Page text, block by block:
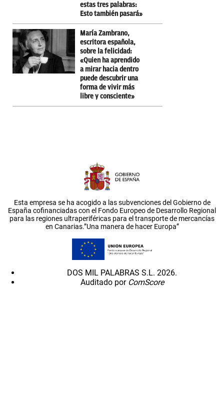
estas tres palabras:
Esto también pasará»
María Zambrano,
escritora española,
sobre la felicidad:
«Quien ha aprendido
a mirar hacia dentro
puede descubrir una
forma de vivir más
libre y consciente»
Esta empresa se ha acogido a las subvenciones del Gobierno de
España cofinanciadas con el Fondo Europeo de Desarrollo Regional
para las regiones ultraperiféricas para el transporte de mercancías
en Canarias.”Una manera de hacer Europa”
DOS MIL PALABRAS S.L. 2026.
Auditado por ComScore